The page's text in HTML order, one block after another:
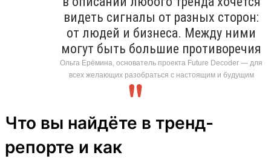
видеть сигналы от разных сторон:
от людей и бизнеса. Между ними
могут быть большие противоречия
Ольга Ерёмина, основатель проекта Future Decoder — для
всех желающих разобраться с настоящим и будущим
Что вы найдёте в тренд-
репорте и как